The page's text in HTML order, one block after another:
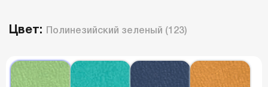
Цвет: Полинезийский зеленый (123)